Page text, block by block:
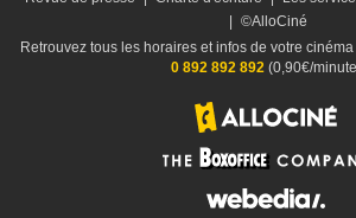
©AlloCiné
Retrouvez tous les horaires et infos de votre
0 892 892 892(0,90€/